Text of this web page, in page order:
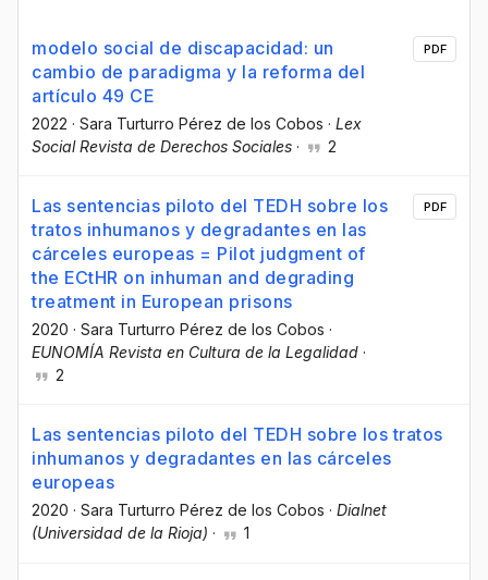
modelo social de discapacidad: un
cambio de paradigma y la reforma del
artículo 49 CE
2022 · Sara Turturro Pérez de los Cobos · Lex
Social Revista de Derechos Sociales · 2
PDF
Las sentencias piloto del TEDH sobre los
tratos inhumanos y degradantes en las
cárceles europeas = Pilot judgment of
the ECtHR on inhuman and degrading
treatment in European prisons
2020 · Sara Turturro Pérez de los Cobos ·
EUNOMÍA Revista en Cultura de la Legalidad ·
2
PDF
Las sentencias piloto del TEDH sobre los tratos
inhumanos y degradantes en las cárceles
europeas
2020 · Sara Turturro Pérez de los Cobos · Dialnet
(Universidad de la Rioja) · 1